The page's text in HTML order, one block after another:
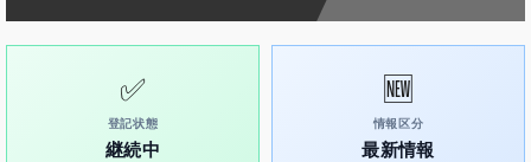
✅
登記状態
継続中
🆕
情報区分
最新情報